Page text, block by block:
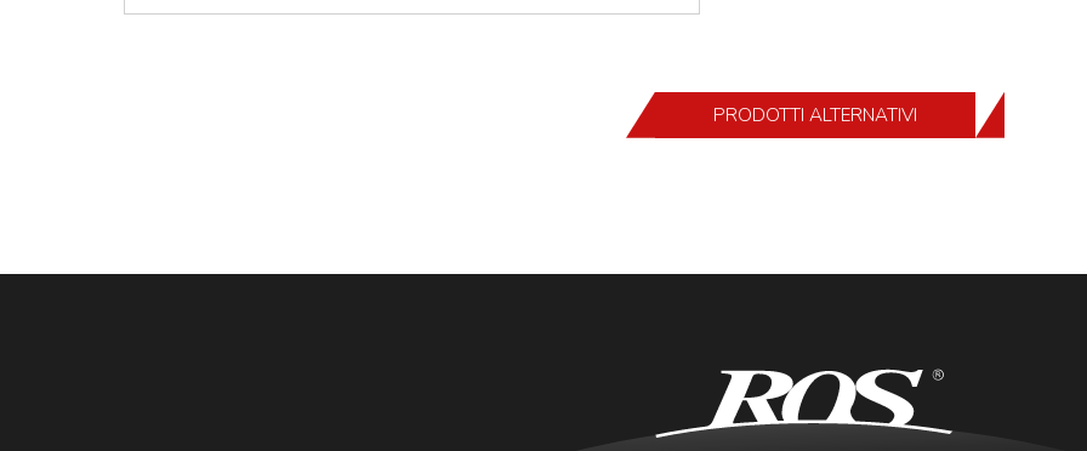
PRODOTTI ALTERNATIVI